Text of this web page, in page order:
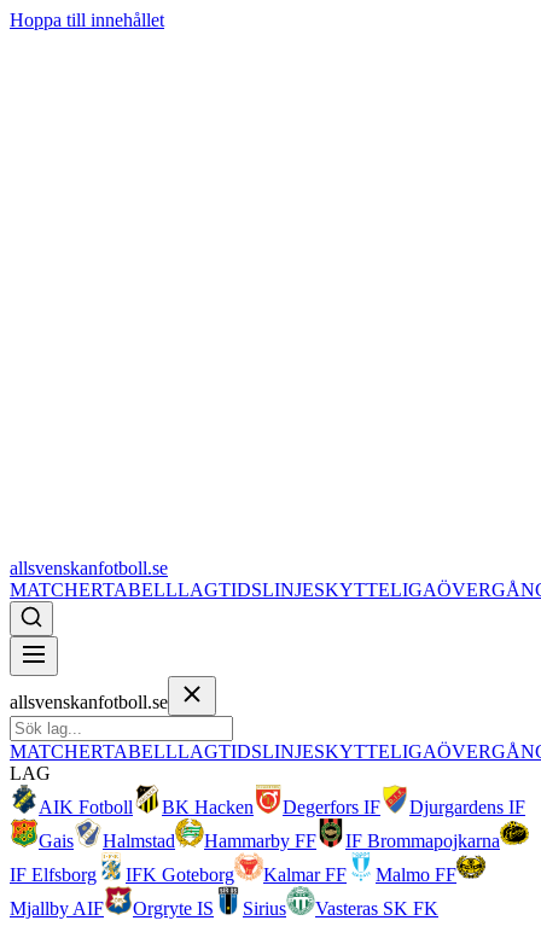
Hoppa till innehållet
allsvenskanfotboll.se
MATCHERTABELLLAGTIDSLINJESKYTTELIGA
allsvenskanfotboll.se
MATCHERTABELLLAGTIDSLINJESKYTTELIGA
LAG
AIK Fotboll
BK Hacken Degerfors IF
Djurgardens IF
Gais
Halmstad Hammarby FF
IF Brommapojkarna
IF Elfsborg
IFK Goteborg Kalmar FF
Malmo FF
Mjallby AIF
Orgryte IS Sirius
Vasteras SK FK